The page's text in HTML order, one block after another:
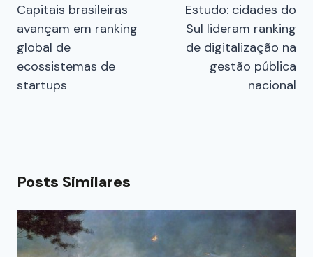
Capitais brasileiras
avançam em ranking
global de
ecossistemas de
startups
Estudo: cidades do
Sul lideram ranking
de digitalização na
gestão pública
nacional
Posts Similares